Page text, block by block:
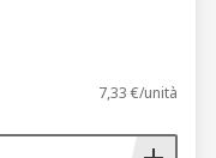
7,33 €/unità